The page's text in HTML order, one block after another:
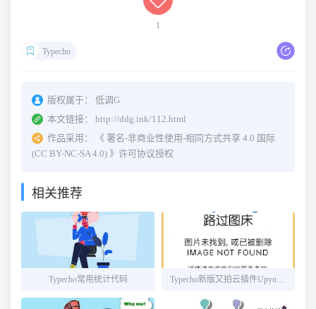
1
Typecho
版权属于：
低调G
本文链接：
http://ddg.ink/112.html
作品采用：
《 署名-非商业性使用-相同方式共享 4.0 国际
(CC BY-NC-SA 4.0) 》许可协议授权
相关推荐
Typecho常用统计代码 Typecho新版又拍云插件UpyunFile